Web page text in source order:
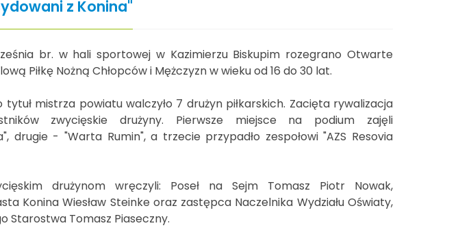
z Konina"
br. w hali sportowej w Kazimierzu Biskupim rozegrano Otwarte
Piłkę Nożną Chłopców i Mężczyzn w wieku od 16 do 30 lat.
mistrza powiatu walczyło 7 drużyn piłkarskich. Zacięta rywalizacja
zwycięskie drużyny. Pierwsze miejsce na podium zajęli
drugie - "Warta Rumin", a trzecie przypadło zespołowi "AZS Resovia
drużynom wręczyli: Poseł na Sejm Tomasz Piotr Nowak,
Konina Wiesław Steinke oraz zastępca Naczelnika Wydziału Oświaty,
Starostwa Tomasz Piaseczny.